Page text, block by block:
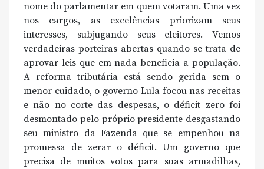
nome do parlamentar em quem votaram. Uma vez
nos cargos, as excelências priorizam seus
interesses, subjugando seus eleitores. Vemos
verdadeiras porteiras abertas quando se trata de
aprovar leis que em nada beneficia a população.
A reforma tributária está sendo gerida sem o
menor cuidado, o governo Lula focou nas receitas
e não no corte das despesas, o déficit zero foi
desmontado pelo próprio presidente desgastando
seu ministro da Fazenda que se empenhou na
promessa de zerar o déficit. Um governo que
precisa de muitos votos para suas armadilhas,